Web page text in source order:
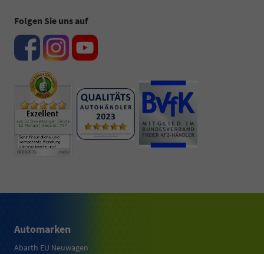
Folgen Sie uns auf
Automarken
Abarth EU Neuwagen